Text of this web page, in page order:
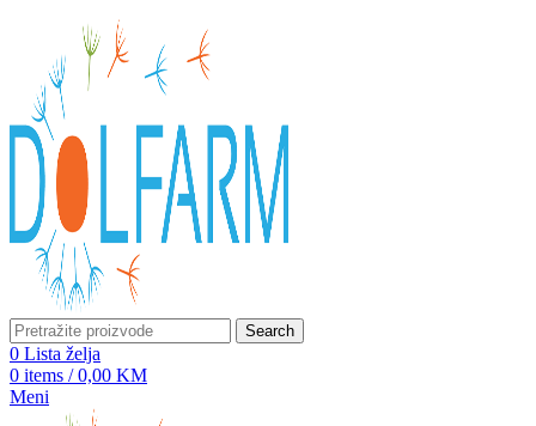
Search
0 Lista želja
0 items / 0,00 KM
Meni